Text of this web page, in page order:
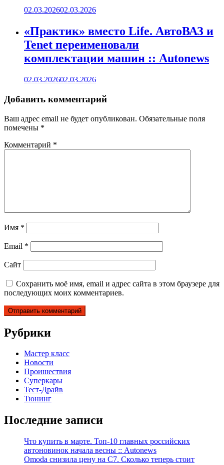
02.03.202602.03.2026
«Практик» вместо Life. АвтоВАЗ и
Tenet переименовали
комплектации машин :: Autonews
02.03.202602.03.2026
Добавить комментарий
Ваш адрес email не будет опубликован. Обязательные поля
помечены *
Комментарий *
Имя *
Email *
Сайт
Сохранить моё имя, email и адрес сайта в этом браузере для
последующих моих комментариев.
Рубрики
Мастер класс
Новости
Проишествия
Суперкары
Тест-Драйв
Тюнинг
Последние записи
Что купить в марте. Топ-10 главных российских
автоновинок начала весны :: Autonews
Omoda снизила цену на C7. Сколько теперь стоит